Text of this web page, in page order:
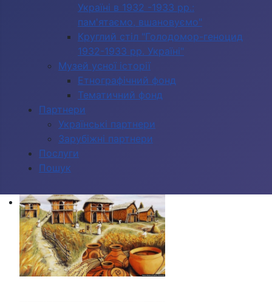
Україні в 1932 -1933 рр.:
пам'ятаємо, вшановуємо"
Круглий стіл "Голодомор-геноцид
1932-1933 рр. Україні"
Музей усної історії
Етнографічний фонд
Тематичний фонд
Партнери
Українські партнери
Зарубіжні партнери
Послуги
Пошук